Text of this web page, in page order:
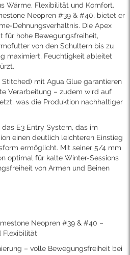
Wärme, Flexibilität und Komfort.
Neopren #39 & #40, bietet er
Dehnungsverhältnis. Die Apex
für hohe Bewegungsfreiheit,
von den Schultern bis zu
maximiert, Feuchtigkeit ableitet
Stitched) mit Agua Glue garantieren
Verarbeitung – zudem wird auf
was die Produktion nachhaltiger
E3 Entry System, das im
einen deutlich leichteren Einstieg
ermöglicht. Mit seiner 5/4 mm
optimal für kalte Winter-Sessions
von Armen und Beinen
Neopren #39 & #40 –
Flexibilität
– volle Bewegungsfreiheit bei